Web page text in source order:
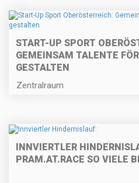
START-UP SPORT
GEMEINSAM TALENTE
GESTALTEN
Zentralraum
INNVIERTLER
PRAM.AT.RACE SO VIELE